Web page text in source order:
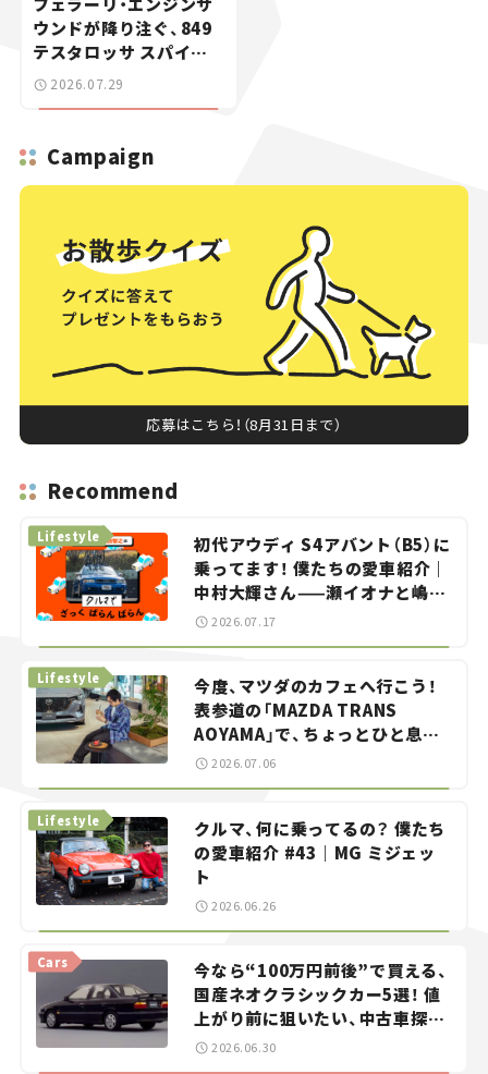
ウンドが降り注ぐ、849
テスタロッサ スパイダ
ーに試乗。
2026.07.29
Campaign
応募はこちら！（8月31日まで）
Recommend
初代アウディ S4アバント（B5）に
乗ってます！ 僕たちの愛車紹介｜
中村大輝さん——瀬イオナと嶋田
智之の「クルマでざっくばらんば
Lifestyle
2026.07.17
今度、マツダのカフェへ行こう！
表参道の「MAZDA TRANS
AOYAMA」で、ちょっとひと息。
——連載｜CCGとクルマでどうす
Lifestyle
2026.07.06
クルマ、何に乗ってるの？ 僕たち
の愛車紹介 #43｜MG ミジェッ
ト
Lifestyle
2026.06.26
今なら“100万円前後”で買える、
国産ネオクラシックカー5選！ 値
上がり前に狙いたい、中古車探し
をお手伝い――ちょっとイケてるマ
Cars
2026.06.30